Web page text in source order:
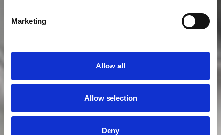
Marketing
Allow all
Allow selection
Deny
Collaudo